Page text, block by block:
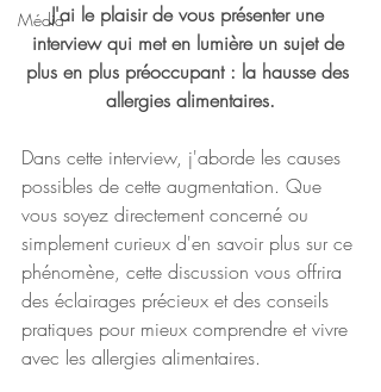
MédiaJ'ai le plaisir de vous présenter une
interview qui met en lumière un sujet de
plus en plus préoccupant : la hausse des
allergies alimentaires.
Dans cette interview, j'aborde les causes
possibles de cette augmentation. Que
vous soyez directement concerné ou
simplement curieux d'en savoir plus sur ce
phénomène, cette discussion vous offrira
des éclairages précieux et des conseils
pratiques pour mieux comprendre et vivre
avec les allergies alimentaires.